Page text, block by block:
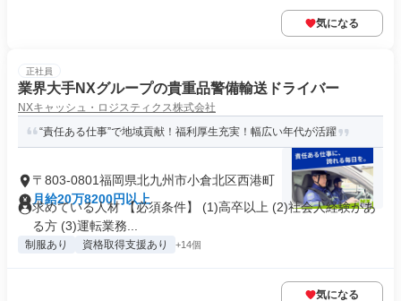
気になる
正社員
業界大手NXグループの貴重品警備輸送ドライバー
NXキャッシュ・ロジスティクス株式会社
“責任ある仕事”で地域貢献！福利厚生充実！幅広い年代が活躍
〒803-0801福岡県北九州市小倉北区西港町
月給20万8200円以上
求めている人材 【必須条件】 (1)高卒以上 (2)社会人経験があ
る方 (3)運転業務...
制服あり 資格取得支援あり +14個
気になる